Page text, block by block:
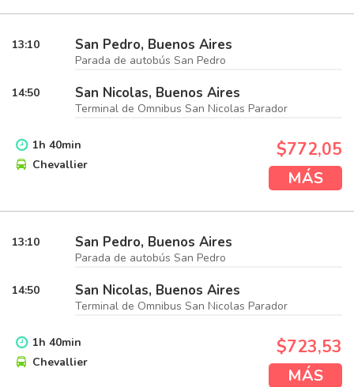
13:10 San Pedro, Buenos Aires
Parada de autobús San Pedro
14:50 San Nicolas, Buenos Aires
Terminal de Omnibus San Nicolas Parador
1h 40min
Chevallier
$772,05
MÁS
13:10 San Pedro, Buenos Aires
Parada de autobús San Pedro
14:50 San Nicolas, Buenos Aires
Terminal de Omnibus San Nicolas Parador
1h 40min
Chevallier
$723,53
MÁS